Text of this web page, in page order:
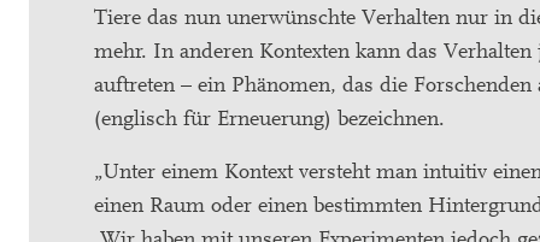
Tiere das nun unerwünschte Verhalten nur in
mehr. In anderen Kontexten kann das Verhalten
auftreten – ein Phänomen, das die Forschenden
(englisch für Erneuerung) bezeichnen.
„Unter einem Kontext versteht man intuitiv
einen Raum oder einen bestimmten